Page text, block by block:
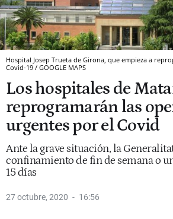
Hospital Josep Trueta de Girona, que empieza a
Covid-19 / GOOGLE MAPS
Los hospitales de
reprogramarán las
urgentes por el Covid
Ante la grave situación, la
confinamiento de fin de semana o
15 días
27 octubre, 2020 16:56